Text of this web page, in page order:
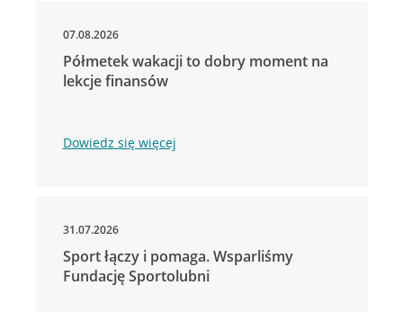
07.08.2026
Półmetek wakacji to dobry moment na
lekcje finansów
Dowiedz się więcej
31.07.2026
Sport łączy i pomaga. Wsparliśmy
Fundację Sportolubni